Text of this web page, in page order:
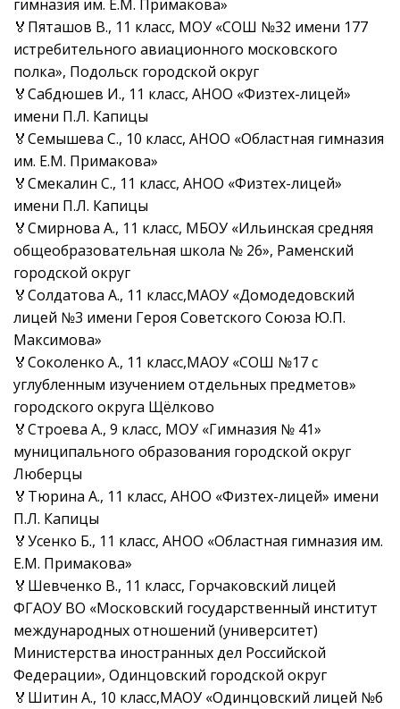
гимназия им. Е.М. Примакова»
🏅Пяташов В., 11 класс, МОУ «СОШ №32 имени 177
истребительного авиационного московского
полка», Подольск городской округ
🏅Сабдюшев И., 11 класс, АНОО «Физтех-лицей»
имени П.Л. Капицы
🏅Семышева С., 10 класс, АНОО «Областная гимназия
им. Е.М. Примакова»
🏅Смекалин С., 11 класс, АНОО «Физтех-лицей»
имени П.Л. Капицы
🏅Смирнова А., 11 класс, МБОУ «Ильинская средняя
общеобразовательная школа № 26», Раменский
городской округ
🏅Солдатова А., 11 класс,МАОУ «Домодедовский
лицей №3 имени Героя Советского Союза Ю.П.
Максимова»
🏅Соколенко А., 11 класс,МАОУ «СОШ №17 с
углубленным изучением отдельных предметов»
городского округа Щёлково
🏅Строева А., 9 класс, МОУ «Гимназия № 41»
муниципального образования городской округ
Люберцы
🏅Тюрина А., 11 класс, АНОО «Физтех-лицей» имени
П.Л. Капицы
🏅Усенко Б., 11 класс, АНОО «Областная гимназия им.
Е.М. Примакова»
🏅Шевченко В., 11 класс, Горчаковский лицей
ФГАОУ ВО «Московский государственный институт
международных отношений (университет)
Министерства иностранных дел Российской
Федерации», Одинцовский городской округ
🏅Шитин А., 10 класс,МАОУ «Одинцовский лицей №6